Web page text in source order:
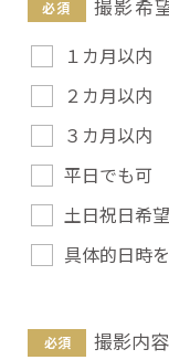
撮影希
１カ月以内
２カ月以内
３カ月以内
平日でも可
土日祝日希望
具体的日時
撮影内容